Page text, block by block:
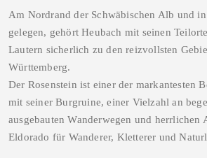
Am Nordrand der Schwäbischen Alb und
gelegen, gehört Heubach mit seinen
Lautern sicherlich zu den reizvollsten
Württemberg.
Der Rosenstein ist einer der markantesten
mit seiner Burgruine, einer Vielzahl an
ausgebauten Wanderwegen und herrlichen
Eldorado für Wanderer, Kletterer und